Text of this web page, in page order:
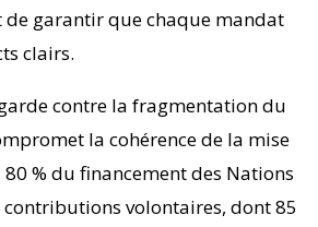
de garantir que chaque mandat
clairs.
contre la fragmentation du
la cohérence de la mise
% du financement des Nations
volontaires, dont 85